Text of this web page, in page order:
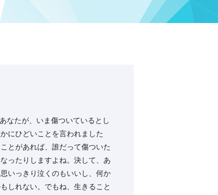
なたが、いま傷ついているとし
にひどいことを言われました
とがあれば、誰だって傷ついた
ったりしますよね。⁡決して、あ
いっきり泣くのもいいし、何か
しれない。⁡でもね、生きること